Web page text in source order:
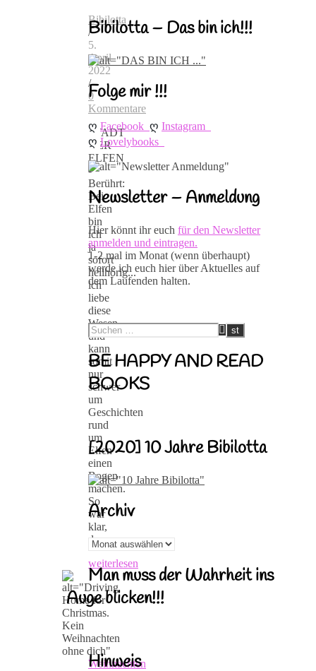
Bibilotta
/
5.
April
2022
/
0
Kommentare
STADT
DER
ELFEN
-
Berührt:
Bei
Elfen
bin
ich
ja
sofort
hellhörig...
ich
liebe
diese
Wesen
und
kann
somit
nur
schwer
um
Geschichten
rund
um
Elfen
einen
Bogen
machen.
So
war
klar,
dass…
weiterlesen
Weihnachten
Bibilotta – Das bin ich!!!
Folge mir !!!
ღ Facebook ღ Instagram
ღ Lovelybooks
Newsletter – Anmeldung
Hier könnt ihr euch für den Newsletter
anmelden und eintragen.
1-2 mal im Monat (wenn überhaupt)
werde ich euch hier über Aktuelles auf
dem Laufenden halten.
BE HAPPY AND READ
BOOKS
[2020] 10 Jahre Bibilotta
Archiv
Archiv
Man muss der Wahrheit ins
Auge blicken!!!
Hinweis